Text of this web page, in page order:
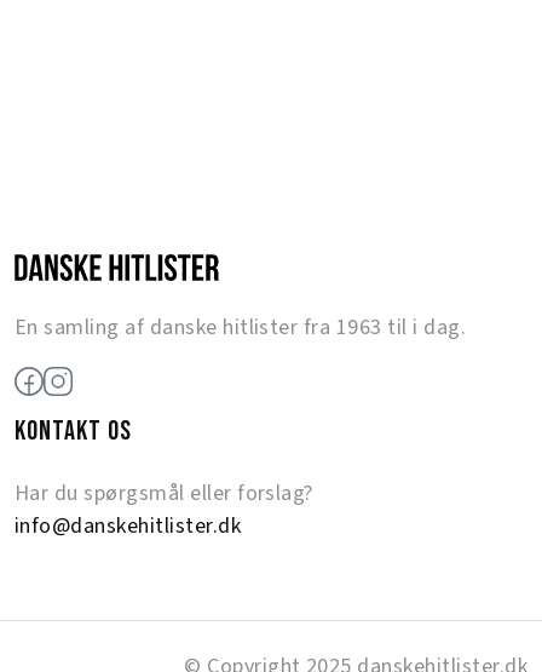
En samling af danske hitlister fra 1963 til i dag.
KONTAKT OS
Har du spørgsmål eller forslag?
info@danskehitlister.dk